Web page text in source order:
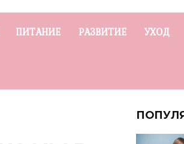
ПИТАНИЕ РАЗВИТИЕ УХОД